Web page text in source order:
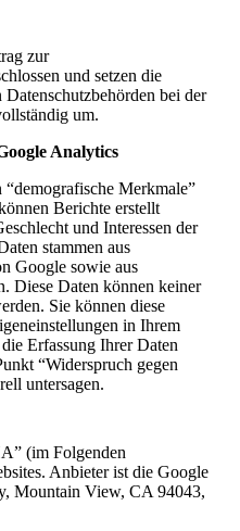
zur
und setzen die
Datenschutzbehörden bei der
um.
Analytics
Merkmale”
Berichte erstellt
und Interessen der
stammen aus
Google sowie aus
Diese Daten können keiner
Sie können diese
in Ihrem
Erfassung Ihrer Daten
“Widerspruch gegen
untersagen.
(im Folgenden
Anbieter ist die Google
Mountain View, CA 94043,